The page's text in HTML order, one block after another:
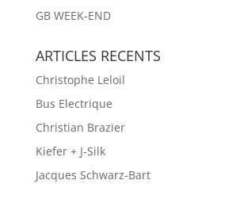
GB WEEK-END
ARTICLES RECENTS
Christophe Leloil
Bus Electrique
Christian Brazier
Kiefer + J-Silk
Jacques Schwarz-Bart